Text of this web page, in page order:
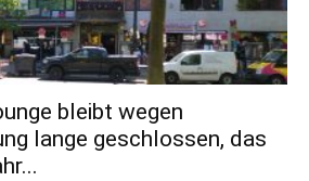
bleibt wegen
lange geschlossen, das